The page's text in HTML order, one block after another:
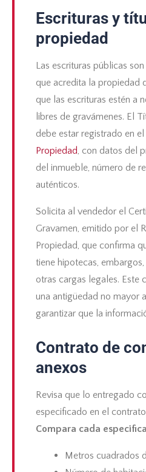
Escrituras y
propiedad
Las escrituras públicas
que acredita la propiedad
que las escrituras estén a
libres de gravámenes. El
debe estar registrado en el
Propiedad, con datos del
del inmueble, número de
auténticos.
Solicita al vendedor el
Gravamen, emitido por el
Propiedad, que confirma
tiene hipotecas,
otras cargas legales. Este
una antigüedad no mayor
garantizar que la
Contrato de
anexos
Revisa que lo entregado
especificado en el
Compara cada
Metros cuadrados